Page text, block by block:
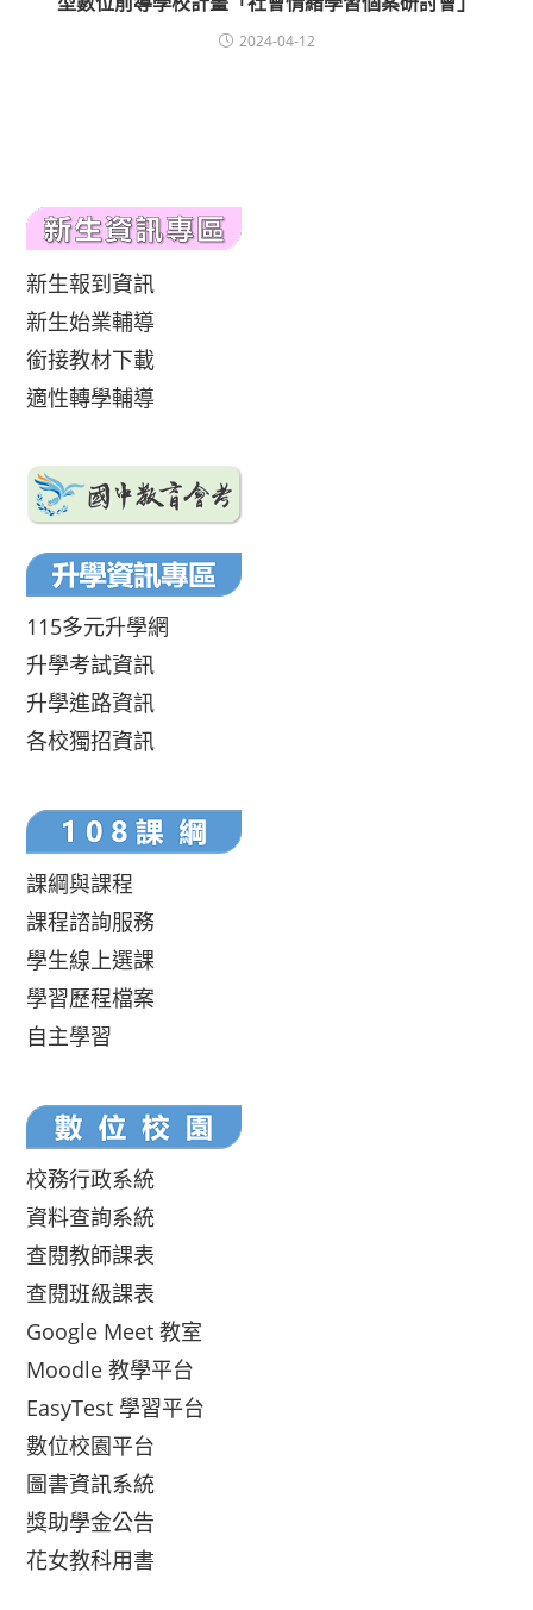
2024-04-12
新生報到資訊
新生始業輔導
銜接教材下載
適性轉學輔導
115多元升學網
升學考試資訊
升學進路資訊
各校獨招資訊
課綱與課程
課程諮詢服務
學生線上選課
學習歷程檔案
自主學習
校務行政系統
資料查詢系統
查閱教師課表
查閱班級課表
Google Meet 教室
Moodle 教學平台
EasyTest 學習平台
數位校園平台
圖書資訊系統
獎助學金公告
花女教科用書